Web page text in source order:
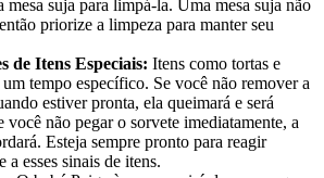
mesa suja para limpá-la. Uma mesa suja não
priorize a limpeza para manter seu
de Itens Especiais: Itens como tortas e
tempo específico. Se você não remover a
estiver pronta, ela queimará e será
você não pegar o sorvete imediatamente, a
Esteja sempre pronto para reagir
a esses sinais de itens.